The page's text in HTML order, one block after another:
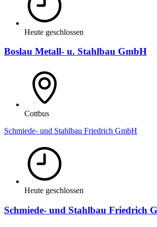
Heute geschlossen
Boslau Metall- u. Stahlbau GmbH
Cottbus
Schmiede- und Stahlbau Friedrich GmbH
Heute geschlossen
Schmiede- und Stahlbau Friedrich